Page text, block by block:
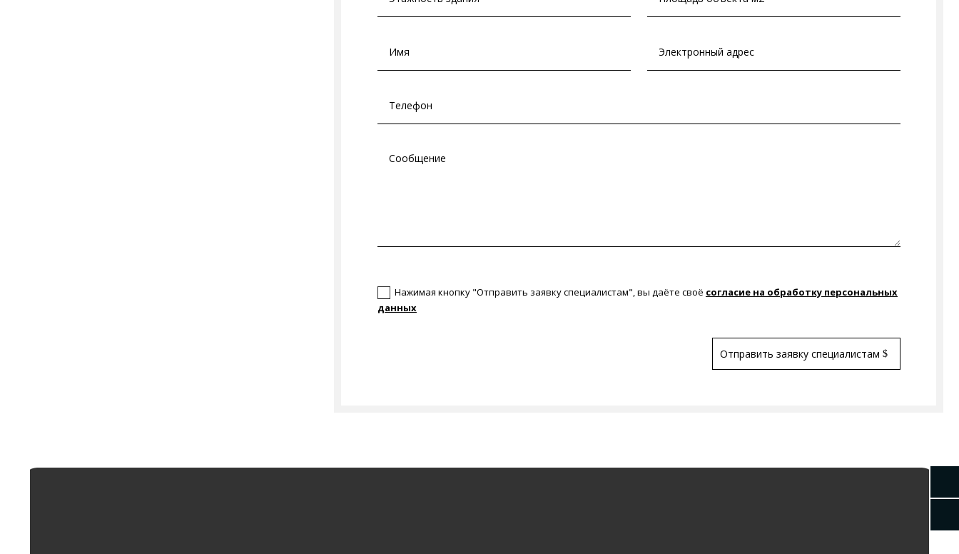
Нажимая кнопку "Отправить заявку специалистам", вы даёте своё согласие на обработку персональных
данных
Отправить заявку специалистам